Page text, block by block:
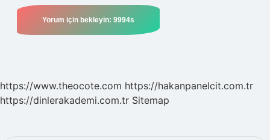
https://www.theocote.com https://hakanpanelcit.com.tr
https://dinlerakademi.com.tr Sitemap